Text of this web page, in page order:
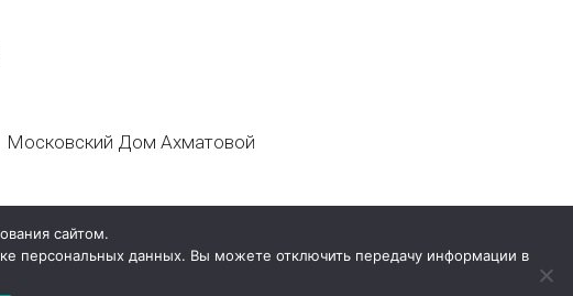
Московский Дом Ахматовой
сайтом.
персональных данных. Вы можете отключить передачу информации в